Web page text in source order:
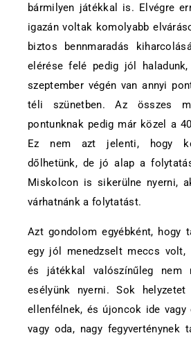
bármilyen játékkal is. Elvégre
igazán voltak komolyabb
biztos bennmaradás
elérése felé pedig jól
szeptember végén van annyi
téli szünetben. Az összes
pontunknak pedig már közel a
Ez nem azt jelenti, hogy
dőlhetünk, de jó alap a
Miskolcon is sikerülne nyerni,
várhatnánk a folytatást.
Azt gondolom egyébként, hogy
egy jól menedzselt meccs volt,
és játékkal valószínűleg nem
esélyünk nyerni. Sok
ellenfélnek, és újoncok ide vagy
vagy oda, nagy fegyverténynek